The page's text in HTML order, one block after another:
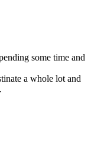
some time and
a whole lot and